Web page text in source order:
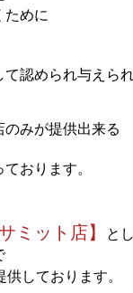
ために
認められ与えら
のみが提供出来る
おります。
ミット店】
と
供しております。